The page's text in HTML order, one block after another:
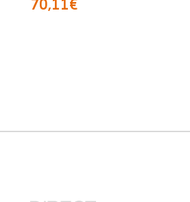
70,11€